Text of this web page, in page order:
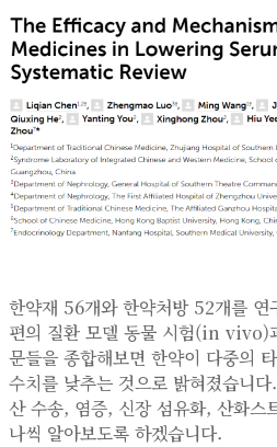
한약재 56개와 한약처방 52개를 연
편의 질환 모델 동물 시험(in
문들을 종합해보면 한약이 다중의
수치를 낮추는 것으로 밝혀졌습니
산 수송, 염증, 신장 섬유화, 산화스
나씩 알아보도록 하겠습니다.